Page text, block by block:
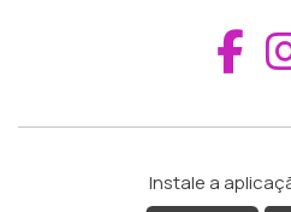
Instale a